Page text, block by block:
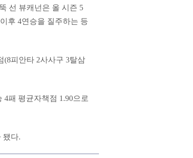
선 뷰캐넌은 올 시즌 5
후 4연승을 질주하는 등
(8피안타 2사사구 3탈삼
패 평균자책점 1.90으로
됐다.